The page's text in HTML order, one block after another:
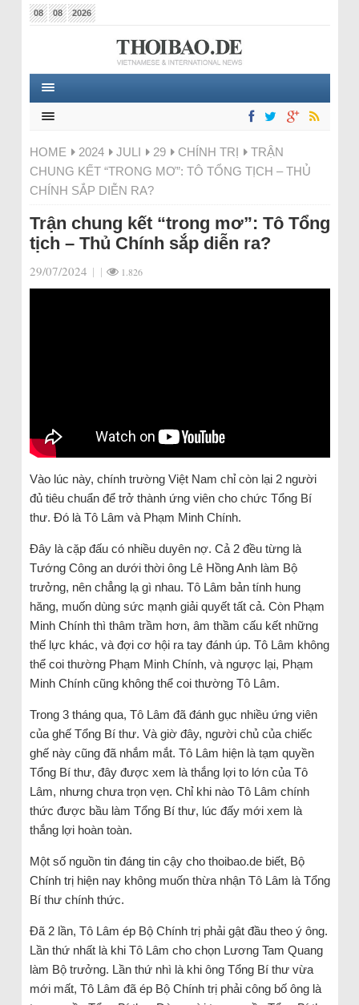
08 08 2026
HOME 2024 JULI 29 CHÍNH TRỊ
TRẬN
CHUNG KẾT “TRONG MƠ”: TÔ TỔNG TỊCH – THỦ
CHÍNH SẮP DIỄN RA?
Trận chung kết “trong mơ”: Tô Tổng
tịch – Thủ Chính sắp diễn ra?
29/07/2024 | | 1.826
Vào lúc này, chính trường Việt Nam chỉ còn lại 2 người
đủ tiêu chuẩn để trở thành ứng viên cho chức Tổng Bí
thư. Đó là Tô Lâm và Phạm Minh Chính.
Đây là cặp đấu có nhiều duyên nợ. Cả 2 đều từng là
Tướng Công an dưới thời ông Lê Hồng Anh làm Bộ
trưởng, nên chẳng lạ gì nhau. Tô Lâm bản tính hung
hăng, muốn dùng sức mạnh giải quyết tất cả. Còn Phạm
Minh Chính thì thâm trầm hơn, âm thầm cấu kết những
thế lực khác, và đợi cơ hội ra tay đánh úp. Tô Lâm không
thể coi thường Phạm Minh Chính, và ngược lại, Phạm
Minh Chính cũng không thể coi thường Tô Lâm.
Trong 3 tháng qua, Tô Lâm đã đánh gục nhiều ứng viên
của ghế Tổng Bí thư. Và giờ đây, người chủ của chiếc
ghế này cũng đã nhắm mắt. Tô Lâm hiện là tạm quyền
Tổng Bí thư, đây được xem là thắng lợi to lớn của Tô
Lâm, nhưng chưa trọn vẹn. Chỉ khi nào Tô Lâm chính
thức được bầu làm Tổng Bí thư, lúc đấy mới xem là
thắng lợi hoàn toàn.
Một số nguồn tin đáng tin cậy cho thoibao.de biết, Bộ
Chính trị hiện nay không muốn thừa nhận Tô Lâm là Tổng
Bí thư chính thức.
Đã 2 lần, Tô Lâm ép Bộ Chính trị phải gật đầu theo ý ông.
Lần thứ nhất là khi Tô Lâm cho chọn Lương Tam Quang
làm Bộ trưởng. Lần thứ nhì là khi ông Tổng Bí thư vừa
mới mất, Tô Lâm đã ép Bộ Chính trị phải công bố ông là